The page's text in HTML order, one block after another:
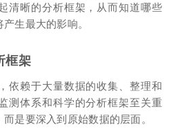
清晰的分析框架，从而知道哪些
生最大的影响。
框架
依赖于大量数据的收集、整理和
测体系和科学的分析框架至关重
是要深入到原始数据的层面。